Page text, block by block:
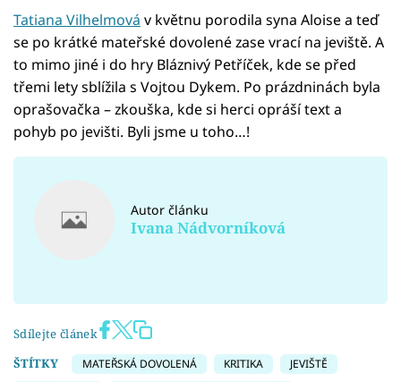
Tatiana Vilhelmová v květnu porodila syna Aloise a teď
se po krátké mateřské dovolené zase vrací na jeviště. A
to mimo jiné i do hry Bláznivý Petříček, kde se před
třemi lety sblížila s Vojtou Dykem. Po prázdninách byla
oprašovačka – zkouška, kde si herci opráší text a
pohyb po jevišti. Byli jsme u toho…!
Autor článku
Ivana Nádvorníková
Sdílejte článek
ŠTÍTKY
MATEŘSKÁ DOVOLENÁ KRITIKA
JEVIŠTĚ